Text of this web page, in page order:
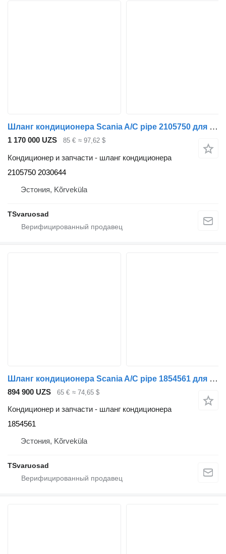
Шланг кондиционера Scania A/C pipe 2105750 для тягача Scania G450
1 170 000 UZS 85 € ≈ 97,62 $
Кондиционер и запчасти - шланг кондиционера
2105750 2030644
Эстония, Kõrveküla
TSvaruosad
Шланг кондиционера Scania A/C pipe 1854561 для тягача Scania G440
894 900 UZS 65 € ≈ 74,65 $
Кондиционер и запчасти - шланг кондиционера
1854561
Эстония, Kõrveküla
TSvaruosad